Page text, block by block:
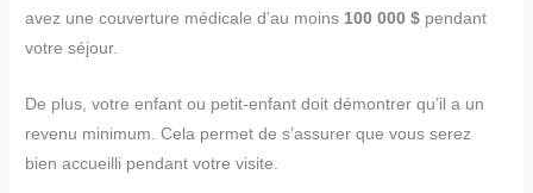
avez une couverture médicale d’au moins 100 000 $ pendant
votre séjour.
De plus, votre enfant ou petit-enfant doit démontrer qu’il a un
revenu minimum. Cela permet de s’assurer que vous serez
bien accueilli pendant votre visite.